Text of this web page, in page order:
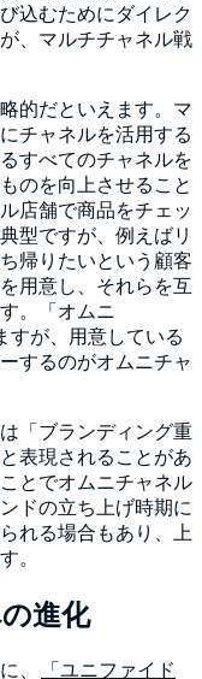
込むためにダイレク
、マルチチャネル戦
的だといえます。マ
チャネルを活用する
すべてのチャネルを
のを向上させること
店舗で商品をチェッ
型ですが、例えばリ
帰りたいという顧客
用意し、それらを互
。「オムニ
すが、用意している
するのがオムニチャ
「ブランディング重
表現されることがあ
とでオムニチャネル
ドの立ち上げ時期に
れる場合もあり、上
。
進化
、 「ユニファイド